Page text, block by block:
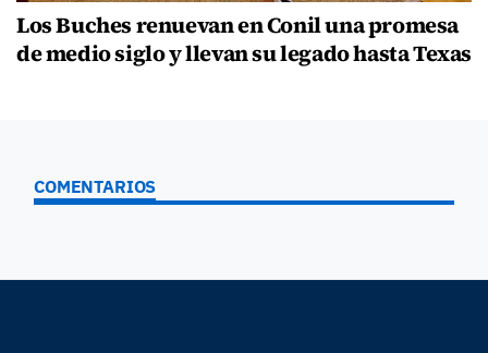
Los Buches renuevan en Conil una promesa
de medio siglo y llevan su legado hasta Texas
COMENTARIOS